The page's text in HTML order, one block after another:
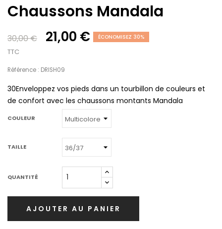
Chaussons Mandala
30,00 € 21,00 € ÉCONOMISEZ 30%
TTC
Référence : DRISH09
30Enveloppez vos pieds dans un tourbillon de couleurs et
de confort avec les chaussons montants Mandala
COULEUR
TAILLE
QUANTITÉ
AJOUTER AU PANIER